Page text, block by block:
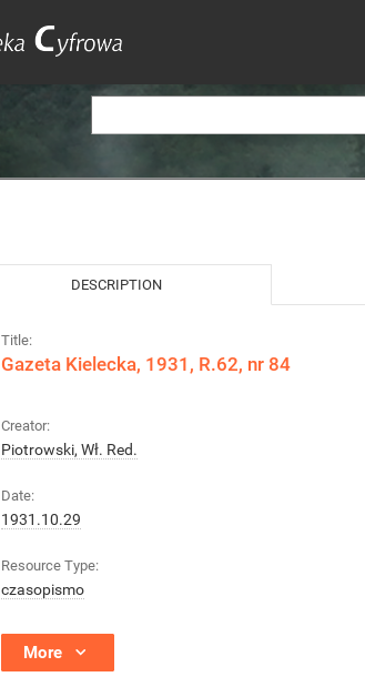
DESCRIPTION
Title:
Gazeta Kielecka, 1931, R.62, nr 84
Creator:
Piotrowski, Wł. Red.
Date:
1931.10.29
Resource Type:
czasopismo
More